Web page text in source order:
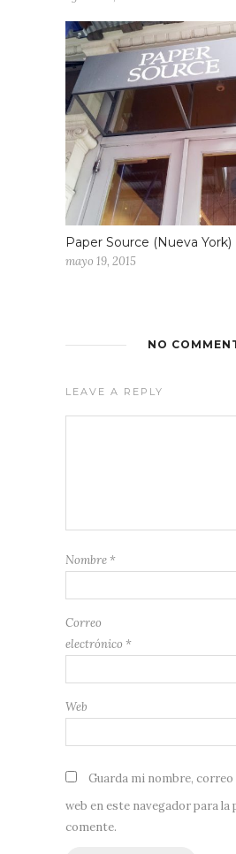
Paper Source (Nueva York)
mayo 19, 2015
NO
LEAVE A REPLY
Nombre *
Correo
electrónico *
Web
Guarda mi nombre,
web en este navegador para la
comente.